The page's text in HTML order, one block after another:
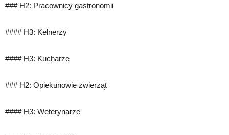
### H2: Pracownicy gastronomii
#### H3: Kelnerzy
#### H3: Kucharze
### H2: Opiekunowie zwierząt
#### H3: Weterynarze